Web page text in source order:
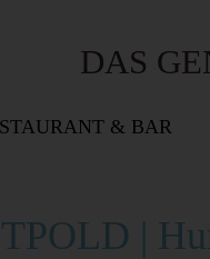
DAS
& BAR
|